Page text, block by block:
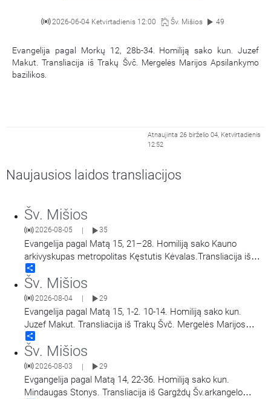
2026-06-04 Ketvirtadienis 12:00 Šv. Mišios 49
Evangelija pagal Morkų 12, 28b-34. Homiliją sako kun. Juzef
Makut. Transliacija iš Trakų Švč. Mergelės Marijos Apsilankymo
bazilikos.
Atnaujinta 26 birželio 04, Ketvirtadienis
12:52
Naujausios laidos transliacijos
Šv. Mišios
2026-08-05 35
Evangelija pagal Matą 15, 21–28. Homiliją sako Kauno
arkivyskupas metropolitas Kęstutis Kėvalas.Transliacija iš
Šiluvos Švč. Mergelės Marijos Gimimo bazilikos.
Šv. Mišios
2026-08-04 29
Evangelija pagal Matą 15, 1-2. 10-14. Homiliją sako kun.
Juzef Makut. Transliacija iš Trakų Švč. Mergelės Marijos
Apsilankymo bazilikos.
Šv. Mišios
2026-08-03 | 29
Evgangelija pagal Matą 14, 22-36. Homiliją sako kun.
Mindaugas Stonys. Transliacija iš Gargždų Šv.arkangelo